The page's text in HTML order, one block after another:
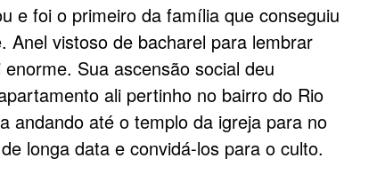
e foi o primeiro da família que conseguiu
Anel vistoso de bacharel para lembrar
Sua ascensão social deu
ali pertinho no bairro do Rio
andando até o templo da igreja para no
longa data e convidá-los para o culto.